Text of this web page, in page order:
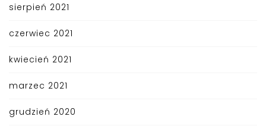
sierpień 2021
czerwiec 2021
kwiecień 2021
marzec 2021
grudzień 2020